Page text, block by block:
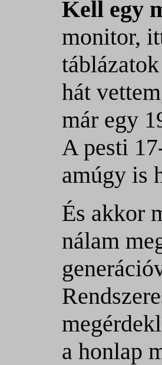
Kell egy
monitor,
hát
már egy
A pesti
amúgy is
És akkor
nálam
a honlap